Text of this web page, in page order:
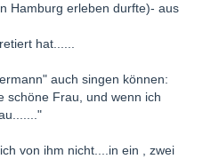
Hamburg erleben durfte)- aus
hat......
auch singen können:
schöne Frau, und wenn ich
von ihm nicht....in ein , zwei